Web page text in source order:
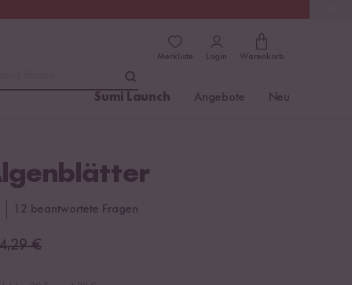
Merkliste Login Warenkorb
Sumi Launch Angebote Neu
12 beantwortete Fragen
€